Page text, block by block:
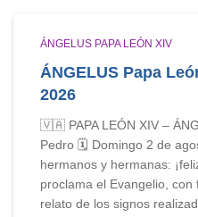
ÁNGELUS PAPA LEÓN XIV
ÁNGELUS Papa
2026
🇻🇦 PAPA LEÓN XIV –
Pedro 🗓️ Domingo 2 de
hermanos y hermanas:
proclama el Evangelio,
relato de los signos